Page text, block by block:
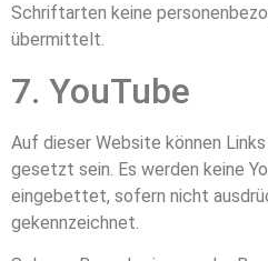
Schriftarten keine
übermittelt.
7. YouTube
Auf dieser Website können
gesetzt sein. Es werden keine
eingebettet, sofern nicht
gekennzeichnet.